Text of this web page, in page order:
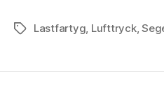
EtiketterLastfartyg Lufttryck,